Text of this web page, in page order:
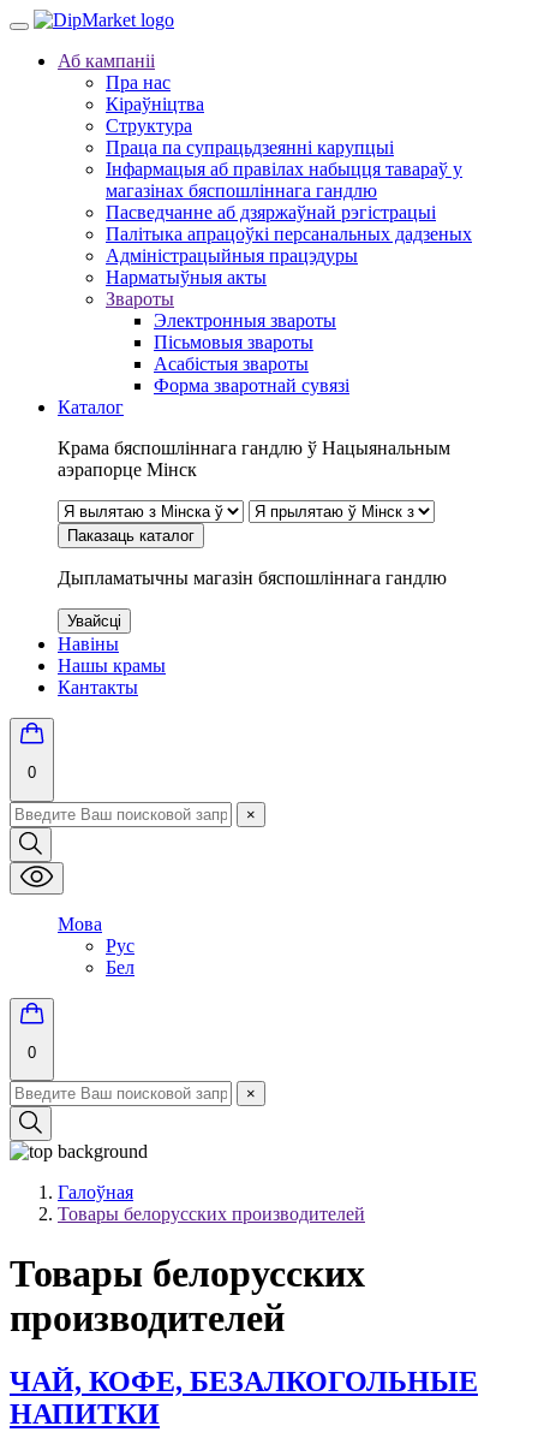
Аб кампаніі
Пра нас
Кіраўніцтва
Структура
Праца па супрацьдзеянні карупцыі
Інфармацыя аб правілах набыцця тавараў у
магазінах бяспошліннага гандлю
Пасведчанне аб дзяржаўнай рэгістрацыі
Палітыка апрацоўкі персанальных дадзеных
Адміністрацыйныя працэдуры
Нарматыўныя акты
Звароты
Электронныя звароты
Пісьмовыя звароты
Асабістыя звароты
Форма зваротнай сувязі
Каталог
Крама бяспошліннага гандлю ў Нацыянальным
аэрапорце Мінск
Паказаць каталог
Дыпламатычны магазін бяспошліннага гандлю
Увайсці
Навіны
Нашы крамы
Кантакты
0
×
Мова
Рус
Бел
0
×
Галоўная
Товары белорусских производителей
Товары белорусских
производителей
ЧАЙ, КОФЕ, БЕЗАЛКОГОЛЬНЫЕ
НАПИТКИ